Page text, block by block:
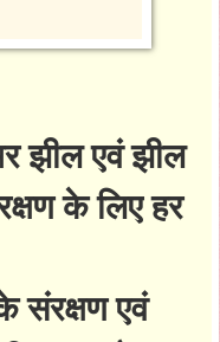
झील एवं झील
के लिए हर
संरक्षण एवं